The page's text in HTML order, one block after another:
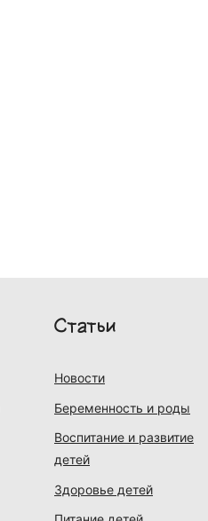
Статьи
Новости
Беременность и роды
Воспитание и развитие
детей
Здоровье детей